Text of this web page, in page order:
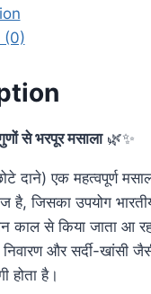
(0)
से भरपूर मसाला🌿✨
दाने) एक महत्वपूर्ण
है, जिसका उपयोग
काल से किया जाता आ
निवारण और सर्दी-खांसी
होता है।